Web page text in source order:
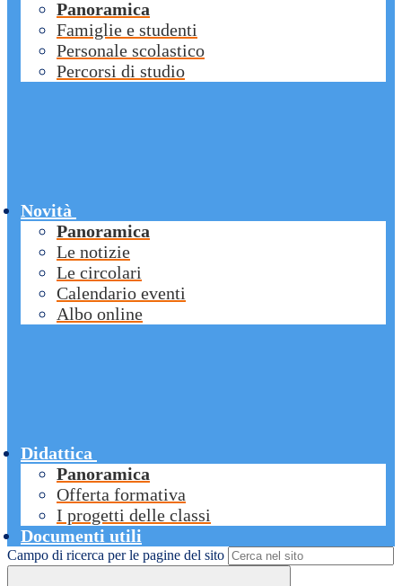
Panoramica
Famiglie e studenti
Personale scolastico
Percorsi di studio
Novità
Panoramica
Le notizie
Le circolari
Calendario eventi
Albo online
Didattica
Panoramica
Offerta formativa
I progetti delle classi
Documenti utili
Campo di ricerca per le pagine del sito